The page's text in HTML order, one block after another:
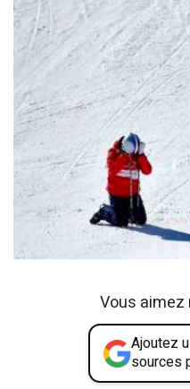
Vous aimez
Ajoutez
sources